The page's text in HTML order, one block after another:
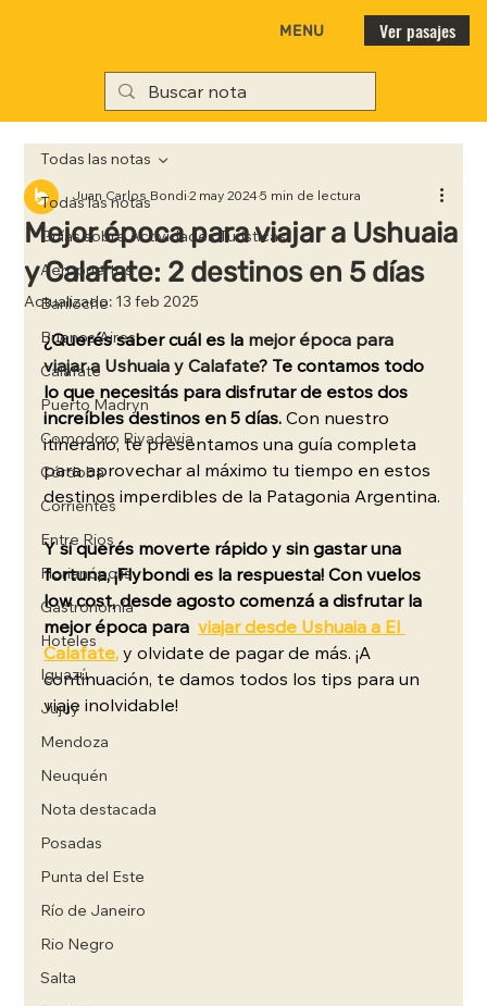
MENU Ver pasajes
Todas las notas
Guías sobre Actividades Turísticas
Aeropuertos
Bariloche
Buenos Aires
Calafate
Puerto Madryn
Comodoro Rivadavia
Córdoba
Corrientes
Entre Rios
Florianópolis
Gastronomía
Hoteles
Iguazú
Jujuy
Mendoza
Neuquén
Nota destacada
Posadas
Punta del Este
Río de Janeiro
Rio Negro
Salta
Todas las notas
Mejor época para viajar a Ushuaia
y Calafate: 2 destinos en 5 días
Juan Carlos Bondi2 may 20245 min de lectura
Actualizado: 13 feb 2025
¿Querés saber cuál es la mejor época para
viajar a Ushuaia y Calafate?
Te contamos todo
lo que necesitás para disfrutar de estos dos
increíbles destinos en 5 días. Con nuestro
itinerario, te presentamos una guía completa
para aprovechar al máximo tu tiempo en estos
destinos imperdibles de la Patagonia Argentina.
Y si querés moverte rápido y sin gastar una
fortuna, ¡Flybondi es la respuesta! Con vuelos
low cost, desde agosto comenzá a disfrutar la
mejor época para viajar desde Ushuaia a El
Calafate, y olvidate de pagar de más. ¡A
continuación, te damos todos los tips para un
viaje inolvidable!